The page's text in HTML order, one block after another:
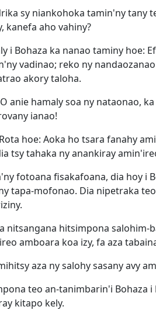
sy niankohoka tamin'ny tany
kanefa aho vahiny?
i Bohaza ka nanao taminy hoe:
vadinao; reko ny
akory taloha.
anie hamaly soa ny nataonao,
ianao!
hoe: Aoka ho tsara fanahy
tsy tahaka ny anankiray
fotoana fisakafoana, dia hoy i
tapa-mofonao. Dia nipetraka
nitsangana hitsimpona salohim-
amboara koa izy, fa aza
aza ny salohy sasany avy
teo an-tanimbarin'i Bohaza
kitapo kely.